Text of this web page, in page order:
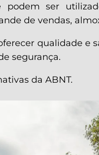
ser
de vendas,
qualidade e
segurança.
da ABNT.